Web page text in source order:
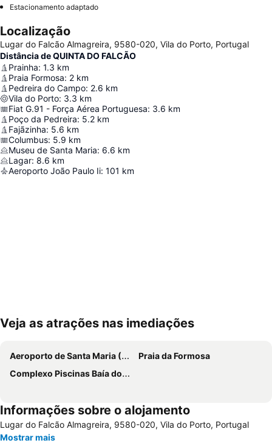
Estacionamento adaptado
Localização
Lugar do Falcão Almagreira, 9580-020, Vila do Porto, Portugal
Distância de QUINTA DO FALCÃO
Prainha: 1.3 km
Praia Formosa: 2 km
Pedreira do Campo: 2.6 km
Vila do Porto: 3.3 km
Fiat G.91 - Força Aérea Portuguesa: 3.6 km
Poço da Pedreira: 5.2 km
Fajãzinha: 5.6 km
Columbus: 5.9 km
Museu de Santa Maria: 6.6 km
Lagar: 8.6 km
Aeroporto João Paulo Ii: 101 km
Ampliar mapa
Veja as atrações nas imediações
Aeroporto de Santa Maria (Açores)
Praia da Formosa
Complexo Piscinas Baía dos Anjos
Informações sobre o alojamento
Lugar do Falcão Almagreira, 9580-020, Vila do Porto, Portugal
Mostrar mais